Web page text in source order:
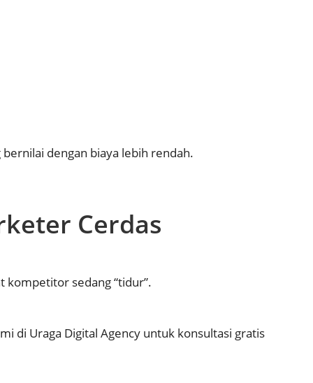
dengan biaya lebih rendah.
Cerdas
sedang “tidur”.
di Uraga Digital Agency untuk konsultasi gratis